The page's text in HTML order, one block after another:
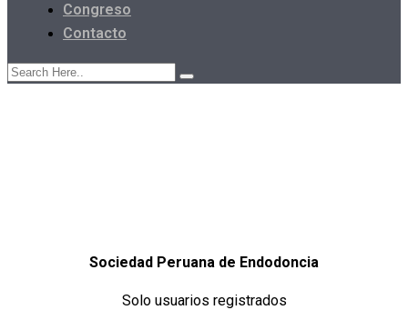
Congreso
Contacto
Sociedad Peruana de Endodoncia
Solo usuarios registrados